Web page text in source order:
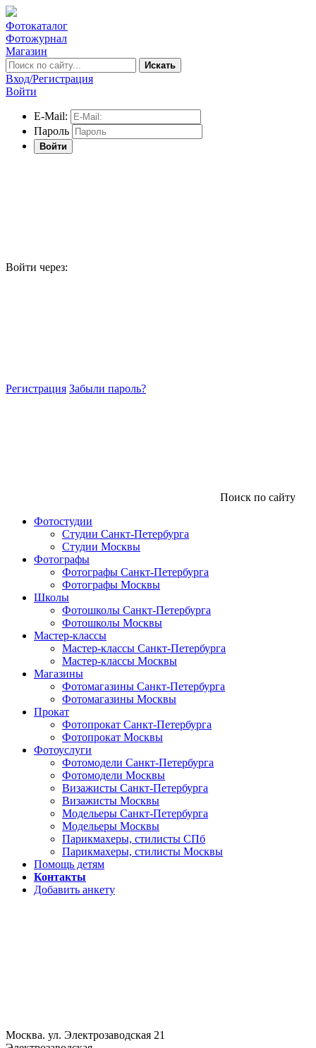
Фотокаталог
Фотожурнал
Магазин
Искать
Вход/Регистрация
Войти
E-Mail:
Пароль
Войти
Войти через:
Регистрация Забыли пароль?
Поиск по сайту
Фотостудии
Студии Санкт-Петербурга
Студии Москвы
Фотографы
Фотографы Санкт-Петербурга
Фотографы Москвы
Школы
Фотошколы Санкт-Петербурга
Фотошколы Москвы
Мастер-классы
Мастер-классы Санкт-Петербурга
Мастер-классы Москвы
Магазины
Фотомагазины Санкт-Петербурга
Фотомагазины Москвы
Прокат
Фотопрокат Санкт-Петербурга
Фотопрокат Москвы
Фотоуслуги
Фотомодели Санкт-Петербурга
Фотомодели Москвы
Визажисты Санкт-Петербурга
Визажисты Москвы
Модельеры Санкт-Петербурга
Модельеры Москвы
Парикмахеры, стилисты СПб
Парикмахеры, стилисты Москвы
Помощь детям
Контакты
Добавить анкету
Москва. ул. Электрозаводская 21